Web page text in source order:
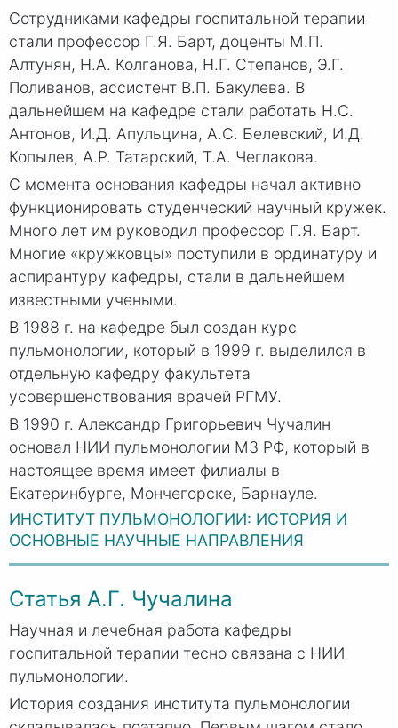
Сотрудниками кафедры госпитальной терапии
стали профессор Г.Я. Барт, доценты М.П.
Алтунян, Н.А. Колганова, Н.Г. Степанов, Э.Г.
Поливанов, ассистент В.П. Бакулева. В
дальнейшем на кафедре стали работать Н.С.
Антонов, И.Д. Апульцина, А.С. Белевский, И.Д.
Копылев, А.Р. Татарский, Т.А. Чеглакова.
С момента основания кафедры начал активно
функционировать студенческий научный кружек.
Много лет им руководил профессор Г.Я. Барт.
Многие «кружковцы» поступили в ординатуру и
аспирантуру кафедры, стали в дальнейшем
известными учеными.
В 1988 г. на кафедре был создан курс
пульмонологии, который в 1999 г. выделился в
отдельную кафедру факультета
усовершенствования врачей РГМУ.
В 1990 г. Александр Григорьевич Чучалин
основал НИИ пульмонологии МЗ РФ, который в
настоящее время имеет филиалы в
Екатеринбурге, Мончегорске, Барнауле.
ИНСТИТУТ ПУЛЬМОНОЛОГИИ: ИСТОРИЯ И
ОСНОВНЫЕ НАУЧНЫЕ НАПРАВЛЕНИЯ
Статья А.Г. Чучалина
Научная и лечебная работа кафедры
госпитальной терапии тесно связана с НИИ
пульмонологии.
История создания института пульмонологии